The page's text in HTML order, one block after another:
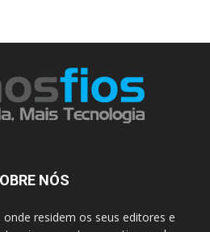
NÓS
residem os seus editores e